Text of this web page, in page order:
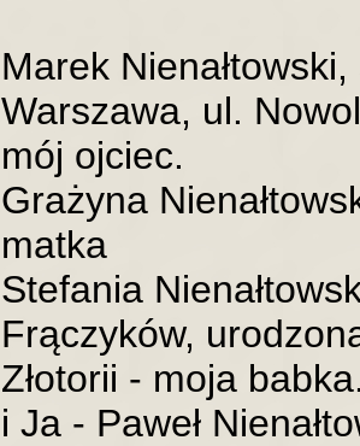
Marek
Warszawa, ul.
mój ojciec.
Grażyna
matka
Stefania
Frączyków,
Złotorii - moja
i Ja - Paweł